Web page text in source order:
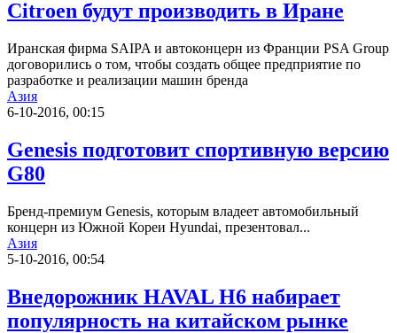
Citroen будут производить в Иране
Иранская фирма SAIPA и автоконцерн из Франции PSA Group
договорились о том, чтобы создать общее предприятие по
разработке и реализации машин бренда
Азия
6-10-2016, 00:15
Genesis подготовит спортивную версию
G80
Бренд-премиум Genesis, которым владеет автомобильный
концерн из Южной Кореи Hyundai, презентовал...
Азия
5-10-2016, 00:54
Внедорожник HAVAL H6 набирает
популярность на китайском рынке